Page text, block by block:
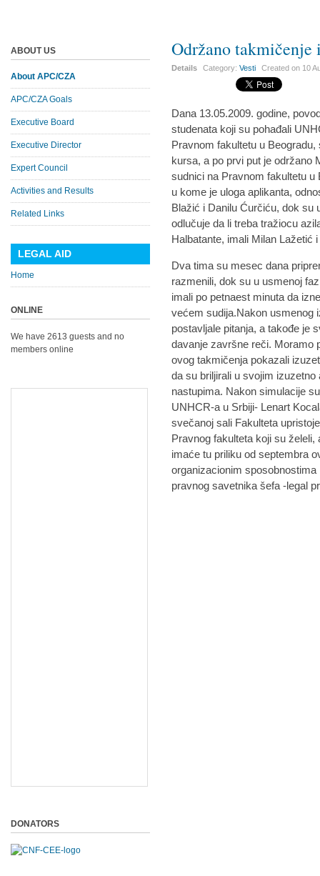
Održano
Details Category:Vesti Created on 10
Dana 13.05.2009. godine,
studenata koji su pohađali
Pravnom fakultetu u
kursa, a po prvi put je održano
sudnici na Pravnom fakultetu u
u kome je uloga aplikanta,
Blažić i Danilu Ćurčiću, dok su
odlučuje da li treba tražiocu
Halbatante, imali Milan Lažetić
Dva tima su mesec dana
razmenili, dok su u usmenoj
imali po petnaest minuta da
većem sudija.Nakon usmenog
postavljale pitanja, a takođe je
davanje završne reči. Moramo
ovog takmičenja pokazali
da su briljirali u svojim
nastupima. Nakon simulacije
UNHCR-a u Srbiji- Lenart
svečanoj sali Fakulteta
Pravnog fakulteta koji su
imaće tu priliku od septembra
organizacionim
pravnog savetnika šefa -legal
ABOUT US
About APC/CZA
APC/CZA Goals
Executive Board
Executive Director
Expert Council
Activities and Results
Related Links
LEGAL AID
Home
ONLINE
We have 2613 guests and no
members online
DONATORS